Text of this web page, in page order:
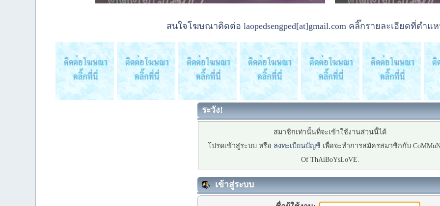
สนใจโฆษณาติดต่อ laopedsengped[at]gmail.com คลิ๊กรายละเอียดที่ตำแ
ระวัง!
สมาชิกเท่านั้นที่จะเข้าใช้งานส่วนนี้ได้
โปรดเข้าสู่ระบบ หรือ ลงทะเบียนบัญชี เพื่อจะทำการสมัครสมาชิกกับ
Of ThAiBoYsLoVE.
เข้าสู่ระบบ